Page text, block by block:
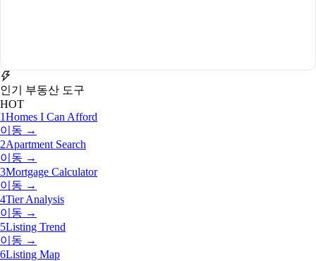
인기 부동산 도구
HOT
1Homes I Can Afford
이동 →
2Apartment Search
이동 →
3Mortgage Calculator
이동 →
4Tier Analysis
이동 →
5Listing Trend
이동 →
6Listing Map